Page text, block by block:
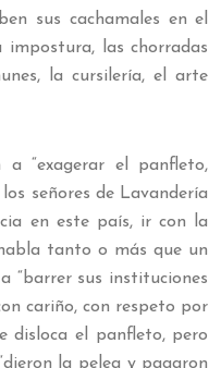
sus cachamales en el
impostura, las chorradas
la cursilería, el arte
“exagerar el panfleto,
señores de Lavandería
en este país, ir con la
tanto o más que un
“barrer sus instituciones
cariño, con respeto por
disloca el panfleto, pero
la pelea y pagaron